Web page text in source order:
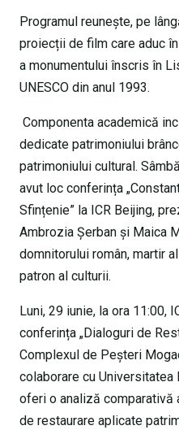
Programul reunește, pe
proiecții de film care aduc
a monumentului înscris în
UNESCO din anul 1993.
Componenta academică
dedicate patrimoniului
patrimoniului cultural.
avut loc conferința
Sfințenie” la ICR Beijing,
Ambrozia Șerban și Maica
domnitorului român, martir
patron al culturii.
Luni, 29 iunie, la ora 11:00,
conferința „Dialoguri de
Complexul de Peșteri
colaborare cu Universitatea
oferi o analiză
de restaurare aplicate